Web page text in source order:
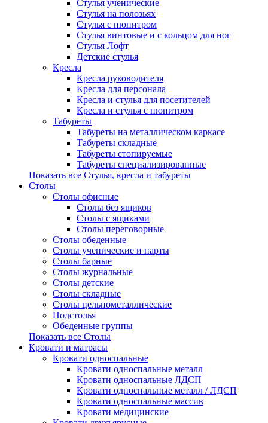
Стулья ученические
Стулья на полозьях
Стулья с пюпитром
Стулья винтовые и с кольцом для ног
Стулья Лофт
Детские стулья
Кресла
Кресла руководителя
Кресла для персонала
Кресла и стулья для посетителей
Кресла и стулья с пюпитром
Табуреты
Табуреты на металлическом каркасе
Табуреты складные
Табуреты стопируемые
Табуреты специализированные
Показать все Стулья, кресла и табуреты
Столы
Столы офисные
Столы без ящиков
Столы с ящиками
Столы переговорные
Столы обеденные
Столы ученические и парты
Столы барные
Столы журнальные
Столы детские
Столы складные
Столы цельнометаллические
Подстолья
Обеденные группы
Показать все Столы
Кровати и матрасы
Кровати односпальные
Кровати односпальные металл
Кровати односпальные ЛДСП
Кровати односпальные металл / ЛДСП
Кровати односпальные массив
Кровати медицинские